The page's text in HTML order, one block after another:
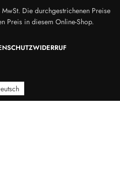
Die durchgestrichenen Preise
Preis in diesem Online-Shop.
WIDERRUF